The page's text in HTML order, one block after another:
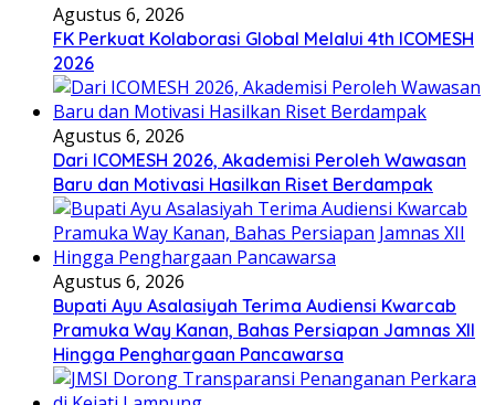
Agustus 6, 2026
FK Perkuat Kolaborasi Global Melalui 4th ICOMESH
2026
Agustus 6, 2026
Dari ICOMESH 2026, Akademisi Peroleh Wawasan
Baru dan Motivasi Hasilkan Riset Berdampak
Agustus 6, 2026
Bupati Ayu Asalasiyah Terima Audiensi Kwarcab
Pramuka Way Kanan, Bahas Persiapan Jamnas XII
Hingga Penghargaan Pancawarsa